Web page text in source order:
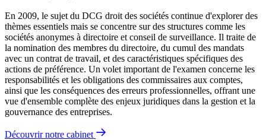
En 2009, le sujet du DCG droit des sociétés continue d'explorer des
thèmes essentiels mais se concentre sur des structures comme les
sociétés anonymes à directoire et conseil de surveillance. Il traite de
la nomination des membres du directoire, du cumul des mandats
avec un contrat de travail, et des caractéristiques spécifiques des
actions de préférence. Un volet important de l'examen concerne les
responsabilités et les obligations des commissaires aux comptes,
ainsi que les conséquences des erreurs professionnelles, offrant une
vue d'ensemble complète des enjeux juridiques dans la gestion et la
gouvernance des entreprises.
Découvrir notre cabinet